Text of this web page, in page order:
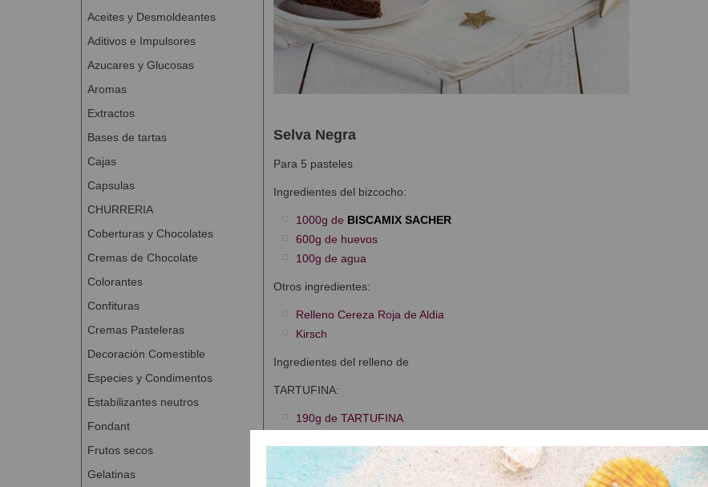
Aceites y Desmoldeantes
Aditivos e Impulsores
Azucares y Glucosas
Aromas
Extractos
Bases de tartas
Cajas
Capsulas
CHURRERIA
Coberturas y Chocolates
Cremas de Chocolate
Colorantes
Confituras
Cremas Pasteleras
Decoración Comestible
Especies y Condimentos
Estabilizantes neutros
Fondant
Frutos secos
Gelatinas
Selva Negra
Para 5 pasteles
Ingredientes del bizcocho:
1000g de BISCAMIX SACHER
600g de huevos
100g de agua
Otros ingredientes:
Relleno Cereza Roja de Aldia
Kirsch
Ingredientes del relleno de
TARTUFINA:
190g de TARTUFINA
110g de azúcar
150g de leche a 25ºC